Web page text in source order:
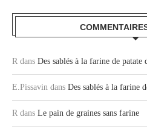
R dans Des sablés à la farine de patate
E.Pissavin dans Des sablés à la farine
R dans Le pain de graines sans farine